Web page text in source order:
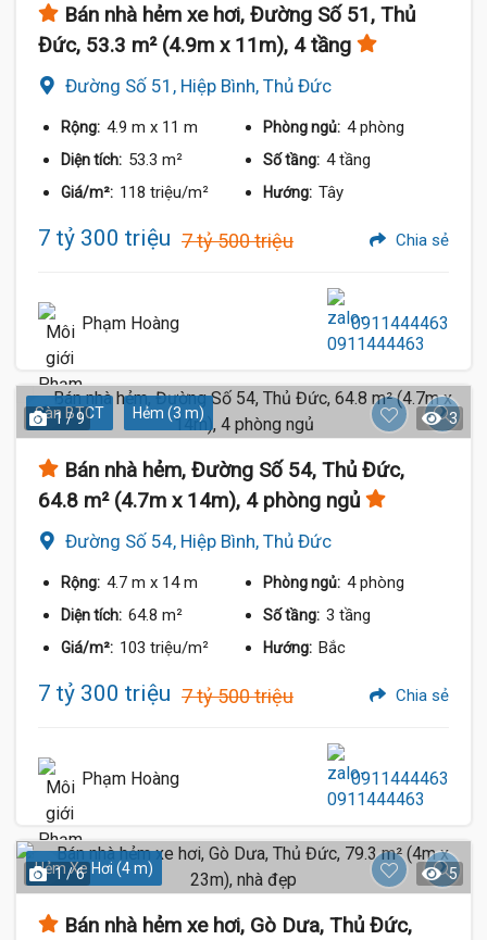
Bán nhà hẻm xe hơi, Đường Số 51, Thủ
Đức, 53.3 m² (4.9m x 11m), 4 tầng
Đường Số 51, Hiệp Bình, Thủ Đức
Rộng: 4.9 m x 11 m Phòng ngủ: 4 phòng
Diện tích: 53.3 m² Số tầng: 4 tầng
Giá/m²: 118 triệu/m² Hướng: Tây
7 tỷ 300 triệu 7 tỷ 500 triệu Chia sẻ
Phạm Hoàng 0911444463
Sàn BTCT Hẻm (3 m)
1 / 9 3
Bán nhà hẻm, Đường Số 54, Thủ Đức,
64.8 m² (4.7m x 14m), 4 phòng ngủ
Đường Số 54, Hiệp Bình, Thủ Đức
Rộng: 4.7 m x 14 m Phòng ngủ: 4 phòng
Diện tích: 64.8 m² Số tầng: 3 tầng
Giá/m²: 103 triệu/m² Hướng: Bắc
7 tỷ 300 triệu 7 tỷ 500 triệu Chia sẻ
Phạm Hoàng 0911444463
Hẻm Xe Hơi (4 m)
1 / 6 5
Bán nhà hẻm xe hơi, Gò Dưa, Thủ Đức,